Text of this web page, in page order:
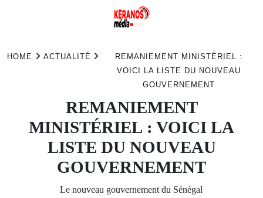
HOME ACTUALITÉ
REMANIEMENT MINISTÉRIEL :
VOICI LA LISTE DU NOUVEAU
GOUVERNEMENT
REMANIEMENT
MINISTÉRIEL : VOICI LA
LISTE DU NOUVEAU
GOUVERNEMENT
Le nouveau gouvernement du Sénégal